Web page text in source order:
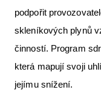
podpořit
skleníkových plynů
činností. Program
která mapují svoji
jejímu snížení.